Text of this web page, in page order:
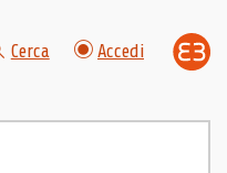
Cerca Accedi